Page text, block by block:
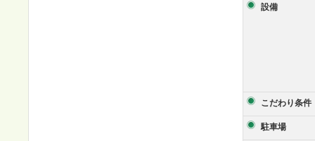
設備
こだわり条件
駐車場